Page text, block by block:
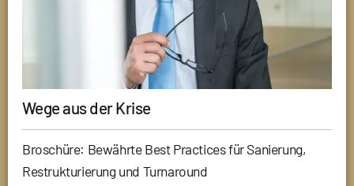
Wege aus der Krise
Broschüre: Bewährte Best Practices für Sanierung,
Restrukturierung und Turnaround